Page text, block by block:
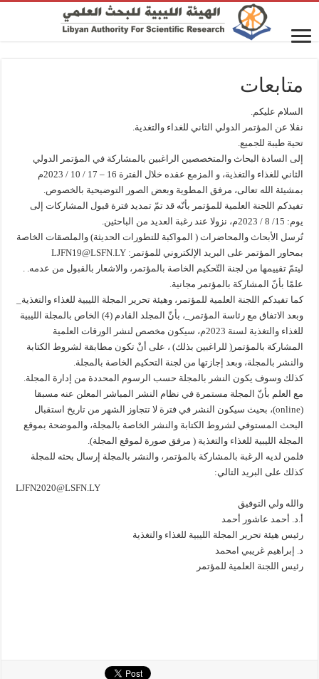
متابعات
السلام عليكم.
نقلا عن المؤتمر الدولي الثاني للغداء والتغدية.
تحية طيبة للجميع.
إلى السادة البحاث والمتخصصين الراغبين بالمشاركة في المؤتمر الدولي
الثاني للغذاء والتغذية، و المزمع عقده خلال الفترة 16 – 17 / 10 / 2023م
بمشيئة الله تعالى، مرفق المطوية وبعض الصور التوضيحية بالخصوص.
تفيدكم اللجنة العلمية للمؤتمر بأنّه قد تمّ تمديد فترة قبول المشاركات إلى
يوم: 15/ 8 / 2023م، نزولا عند رغبة العديد من الباحثين.
تُرسل الأبحاث والمحاضرات ( المواكبة للتطورات الحديثة) والملصقات الخاصة
بمحاور المؤتمر على البريد الإلكتروني للمؤتمر: LJFN19@LSFN.LY
ليتمّ تقييمها من لجنة التّحكيم الخاصة بالمؤتمر، والاشعار بالقبول من عدمه. .
علمًا بأنّ المشاركة بالمؤتمر مجانية.
كما تفيدكم اللجنة العلمية للمؤتمر، وهيئة تحرير المجلة الليبية للغذاء والتغذية_
وبعد الاتفاق مع رئاسة المؤتمر_، بأنّ المجلد القادم (4) الخاص بالمجلة الليبية
للغذاء والتغذية لسنة 2023م، سيكون مخصص لنشر الورقات العلمية
المشاركة بالمؤتمر( للراغبين بذلك) ، على أنْ تكون مطابقة لشروط الكتابة
والنشر بالمجلة، وبعد إجازتها من لجنة التحكيم الخاصة بالمجلة.
كذلك وسوف يكون النشر بالمجلة حسب الرسوم المحددة من إدارة المجلة.
مع العلم بأنّ المجلة مستمرة في نظام النشر المباشر المعلن عنه مسبقا
(online)، بحيث سيكون النشر في فترة لا تتجاوز الشهر من تاريخ استقبال
البحث المستوفي لشروط الكتابة والنشر الخاصة بالمجلة، والموضحة بموقع
المجلة الليبية للغذاء والتغذية ( مرفق صورة لموقع المجلة).
فلمن لديه الرغبة بالمشاركة بالمؤتمر، والنشر بالمجلة إرسال بحثه للمجلة
كذلك على البريد التالي:
LJFN2020@LSFN.LY
والله ولي التوفيق
أ.د. أحمد عاشور أحمد
رئيس هيئة تحرير المجلة الليبية للغذاء والتغذية
د. إبراهيم غريبي امحمد
رئيس اللجنة العلمية للمؤتمر